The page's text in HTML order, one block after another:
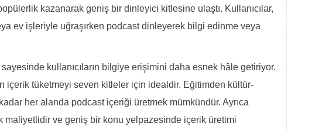
kazanarak geniş bir dinleyici kitlesine ulaştı. Kullanıcılar,
ev işleriyle uğraşırken podcast dinleyerek bilgi edinme veya
sayesinde kullanıcıların bilgiye erişimini daha esnek hâle getiriyor.
içerik tüketmeyi seven kitleler için idealdir. Eğitimden kültür-
her alanda podcast içeriği üretmek mümkündür. Ayrıca
maliyetlidir ve geniş bir konu yelpazesinde içerik üretimi